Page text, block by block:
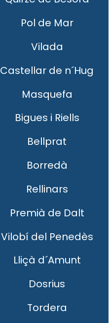
Pol de Mar
Vilada
Castellar de n´Hug
Masquefa
Bigues i Riells
Bellprat
Borredà
Rellinars
Premià de Dalt
Vilobí del Penedès
Lliçà d´Amunt
Dosrius
Tordera